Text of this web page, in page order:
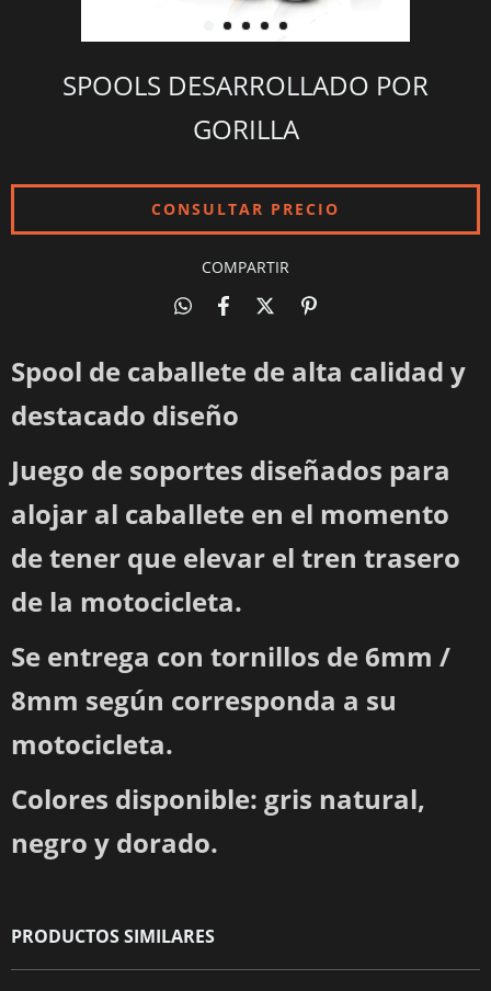
SPOOLS DESARROLLADO POR
GORILLA
COMPARTIR
Spool de caballete de alta calidad y
destacado diseño
Juego de soportes diseñados para
alojar al caballete en el momento
de tener que elevar el tren trasero
de la motocicleta.
Se entrega con tornillos de 6mm /
8mm según corresponda a su
motocicleta.
Colores disponible: gris natural,
negro y dorado.
PRODUCTOS SIMILARES